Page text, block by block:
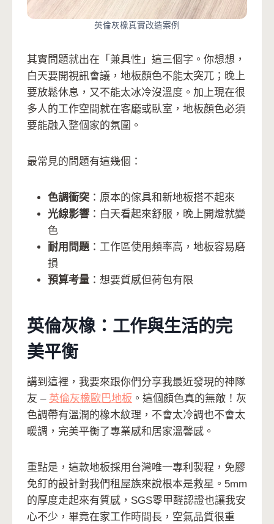
英倫灰橡真實改造案例
其實問題就出在「兼具性」這三個字。你想想，
白天要開視訊會議，地板顏色不能太突兀；晚上
要放鬆休息，又不能太冰冷沒溫度。加上現在很
多人的工作空間就在客廳或臥室，地板顏色必須
要能融入整個家的氛圍。
最常見的問題有這幾個：
色調衝突 ：原本的傢具和新地板搭不起來
光線影響 ：白天看起來舒服，晚上開燈就變
色
耐用問題：工作區使用頻率高，地板容易磨
損
預算考量 ：想要質感但荷包有限
英倫灰橡：工作與生活的完
美平衡
講到這裡，我要來跟你們分享我最近發現的神隊
友 – 英倫灰橡歐巴地板 。這個顏色真的無敵！灰
色調帶有溫潤的橡木紋理，不會太冷調也不會太
暖調，完美平衡了專業感和居家溫馨感。
重點是，這款地板採用台灣唯一專利製程，免膠
免釘的設計對我們租屋族來說根本是救星。5mm
的厚度走起來有質感，SGS零甲醛認證也讓我安
心不少，畢竟在家工作時間長，空氣品質很重